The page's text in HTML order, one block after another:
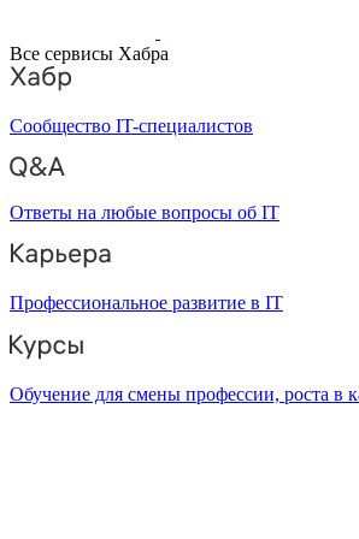
Все сервисы Хабра
Сообщество IT-специалистов
Ответы на любые вопросы об IT
Профессиональное развитие в IT
Обучение для смены профессии, роста в